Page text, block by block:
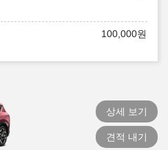
100,000원
상세 보기
견적 내기